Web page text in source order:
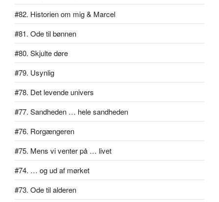
#82. Historien om mig & Marcel
#81. Ode til bønnen
#80. Skjulte døre
#79. Usynlig
#78. Det levende univers
#77. Sandheden … hele sandheden
#76. Rorgængeren
#75. Mens vi venter på … livet
#74. … og ud af mørket
#73. Ode til alderen